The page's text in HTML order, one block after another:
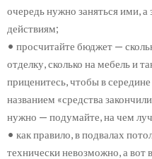
очередь нужно заняться ими,
действиям;
• просчитайте бюджет —
отделку, сколько на мебель и
приценитесь, чтобы в
названием «средства
нужно — подумайте, на чем
• как правило, в подвалах
технически невозможно, а вот